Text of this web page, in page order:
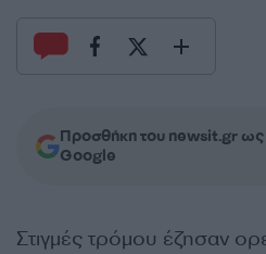
Προσθήκη του newsit.gr ως
Google
Στιγμές τρόμου έζησαν